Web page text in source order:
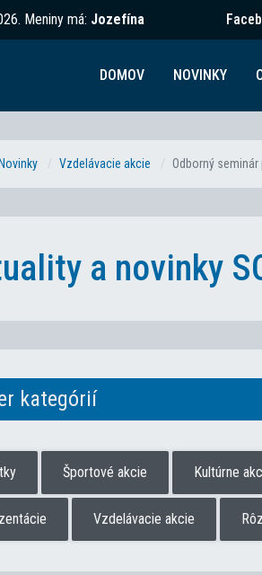
. Meniny má: Jozefína
DOMOV NOVINKY
Novinky Vzdelávacie akcie Odborný
a novinky
kategórií
Športové akcie Kultúrne
Vzdelávacie akcie